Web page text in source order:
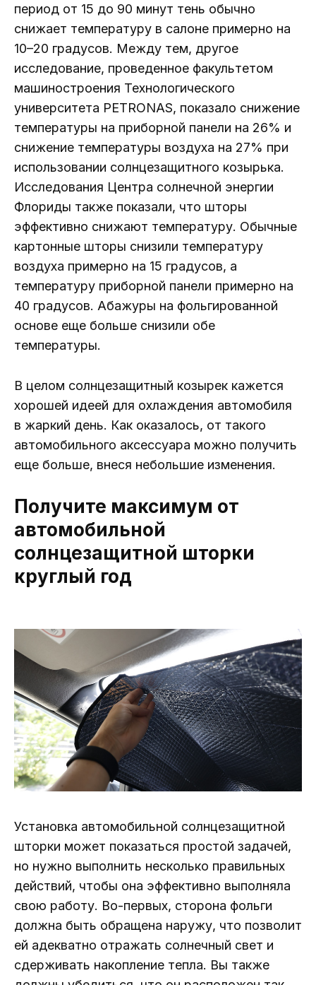
период от 15 до 90 минут тень обычно
снижает температуру в салоне примерно на
10–20 градусов. Между тем, другое
исследование, проведенное факультетом
машиностроения Технологического
университета PETRONAS, показало снижение
температуры на приборной панели на 26% и
снижение температуры воздуха на 27% при
использовании солнцезащитного козырька.
Исследования Центра солнечной энергии
Флориды также показали, что шторы
эффективно снижают температуру. Обычные
картонные шторы снизили температуру
воздуха примерно на 15 градусов, а
температуру приборной панели примерно на
40 градусов. Абажуры на фольгированной
основе еще больше снизили обе
температуры.
В целом солнцезащитный козырек кажется
хорошей идеей для охлаждения автомобиля
в жаркий день. Как оказалось, от такого
автомобильного аксессуара можно получить
еще больше, внеся небольшие изменения.
Получите максимум от
автомобильной
солнцезащитной шторки
круглый год
Установка автомобильной солнцезащитной
шторки может показаться простой задачей,
но нужно выполнить несколько правильных
действий, чтобы она эффективно выполняла
свою работу. Во-первых, сторона фольги
должна быть обращена наружу, что позволит
ей адекватно отражать солнечный свет и
сдерживать накопление тепла. Вы также